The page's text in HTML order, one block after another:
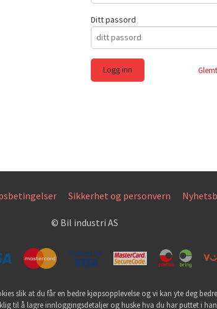
Ditt passord
Sikkerhet og personvern
© Bil industri AS
slik at du får en bedre kjøpsopplevelse og vi kan yte deg
til å lagre innloggingsdetaljer og huske hva du har puttet i